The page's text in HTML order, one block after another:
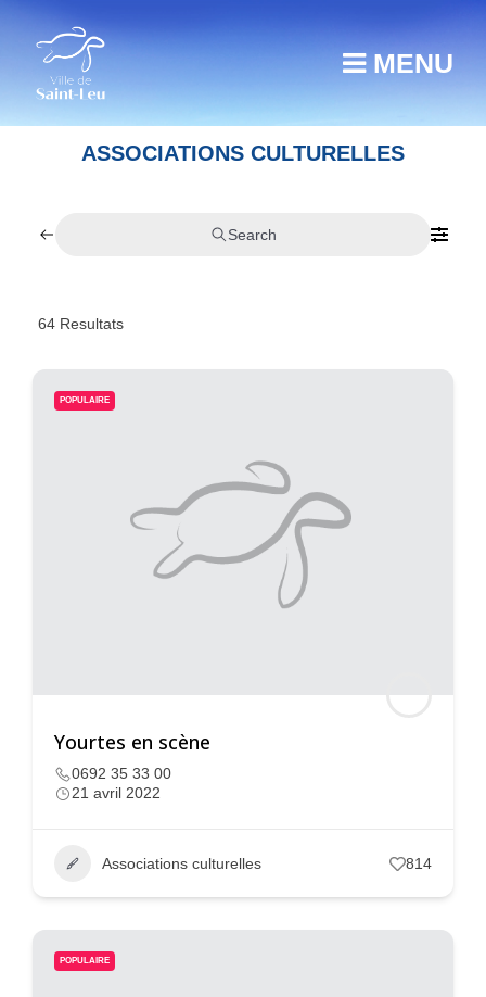
MENU
ASSOCIATIONS CULTURELLES
Search
64 Resultats
POPULAIRE
Yourtes en scène
0692 35 33 00
21 avril 2022
Associations culturelles 814
POPULAIRE